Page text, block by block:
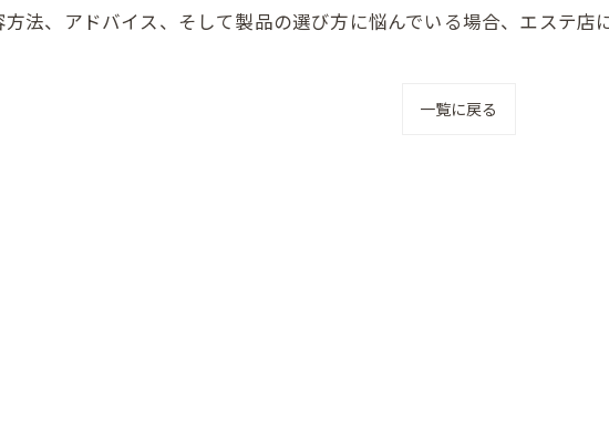
法、アドバイス、そして製品の選び方に悩んでいる場合、エステ店
一覧に戻る